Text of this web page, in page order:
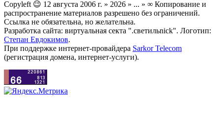
Copyleft 😉 12 августа 2006 г. » 2026 » ... » ∞ Копирование и
распространение материалов разрешено без ограничений.
Ссылка не обязательна, но желательна.
Разработка сайта: виртуальная секта ".светильnick". Логотип:
Степан Евдокимов.
При поддержке интернет-провайдера Sarkor Telecom
(регистрация домена, интернет-услуги).